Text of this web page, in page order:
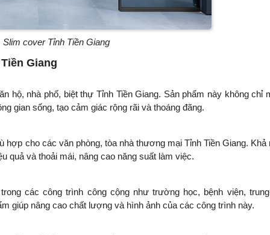
cover Tỉnh Tiền Giang
Giang
hộ, nhà phố, biệt thự Tỉnh Tiền Giang. Sản phẩm này không chỉ
gian sống, tạo cảm giác rộng rãi và thoáng đãng.
hợp cho các văn phòng, tòa nhà thương mại Tỉnh Tiền Giang. Khả
quả và thoải mái, nâng cao năng suất làm việc.
các công trình công cộng như trường học, bệnh viện,
giúp nâng cao chất lượng và hình ảnh của các công trình này.